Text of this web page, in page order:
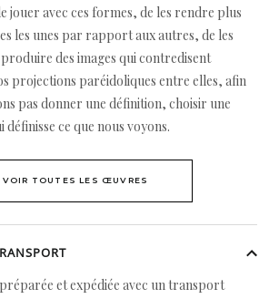
jouer avec ces formes, de les rendre plus
les unes par rapport aux autres, de les
des images qui contredisent
projections paréidoliques entre elles, afin
pas donner une définition, choisir une
ce que nous voyons.
VOIR TOUTES LES ŒUVRES
et expédiée avec un transport